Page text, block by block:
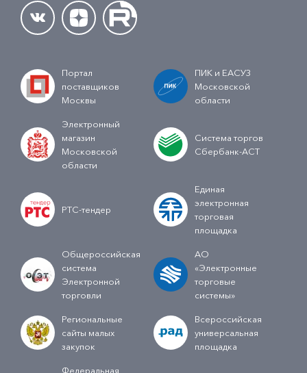
Портал
поставщиков
Москвы
ПИК и ЕАСУЗ
Московской
области
Электронный
магазин
Московской
области
Система торгов
Сбербанк-АСТ
РТС-тендер
Единая
электронная
торговая
площадка
Общероссийская
система
Электронной
торговли
АО
«Электронные
торговые
системы»
Региональные
сайты малых
закупок
Всероссийская
универсальная
площадка
Федеральная